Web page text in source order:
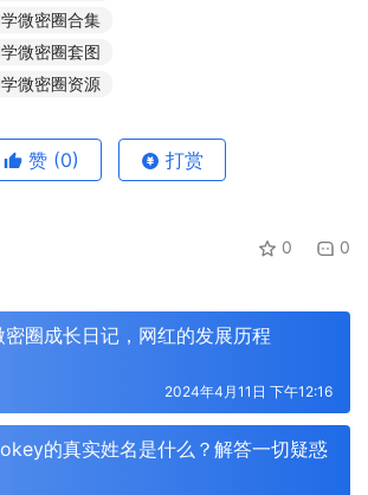
仅是对小王同学魅力的呈现，更是一场视
片都经过精心的筛选和打磨，呈现出最佳
是色彩的搭配，还是构图的设计，都展现
微密圈合集
微密圈套图
微密圈资源
赞 (0) 打赏
0 0
圈成长日记，网红的发展历程
2024年4月11日 下午12:16
的真实姓名是什么？解答一切疑惑